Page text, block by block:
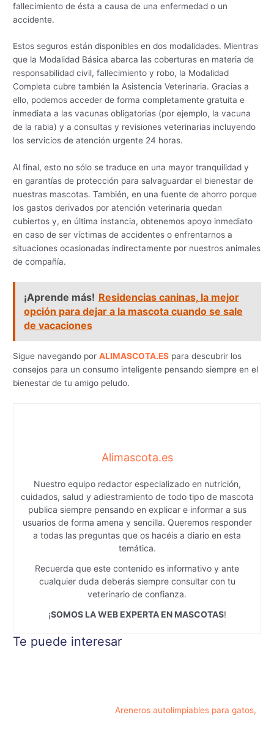
fallecimiento de ésta a causa de una enfermedad o un
accidente.
Estos seguros están disponibles en dos modalidades. Mientras
que la Modalidad Básica abarca las coberturas en materia de
responsabilidad civil, fallecimiento y robo, la Modalidad
Completa cubre también la Asistencia Veterinaria. Gracias a
ello, podemos acceder de forma completamente gratuita e
inmediata a las vacunas obligatorias (por ejemplo, la vacuna
de la rabia) y a consultas y revisiones veterinarias incluyendo
los servicios de atención urgente 24 horas.
Al final, esto no sólo se traduce en una mayor tranquilidad y
en garantías de protección para salvaguardar el bienestar de
nuestras mascotas. También, en una fuente de ahorro porque
los gastos derivados por atención veterinaria quedan
cubiertos y, en última instancia, obtenemos apoyo inmediato
en caso de ser víctimas de accidentes o enfrentarnos a
situaciones ocasionadas indirectamente por nuestros animales
de compañía.
¡Aprende más! Residencias caninas, la mejor
opción para dejar a la mascota cuando se sale
de vacaciones
Sigue navegando porALIMASCOTA.ES para descubrir los
consejos para un consumo inteligente pensando siempre en el
bienestar de tu amigo peludo.
Alimascota.es
Nuestro equipo redactor especializado en nutrición,
cuidados, salud y adiestramiento de todo tipo de mascota
publica siempre pensando en explicar e informar a sus
usuarios de forma amena y sencilla. Queremos responder
a todas las preguntas que os hacéis a diario en esta
temática.
Recuerda que este contenido es informativo y ante
cualquier duda deberás siempre consultar con tu
veterinario de confianza.
¡SOMOS LA WEB EXPERTA EN MASCOTAS!
Te puede interesar
Areneros autolimpiables para gatos,